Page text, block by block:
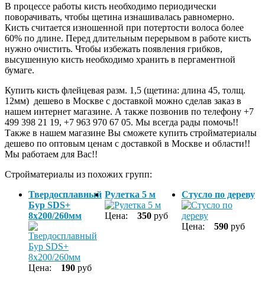
В процессе работы кисть необходимо периодически
поворачивать, чтобы щетина изнашивалась равномерно.
Кисть считается изношенной при потертости волоса более
60% по длине. Перед длительным перерывом в работе кисть
нужно очистить. Чтобы избежать появления грибков,
высушенную кисть необходимо хранить в пергаментной
бумаге.
Купить кисть флейцевая разм. 1,5 (щетина: длина 45, толщ.
12мм) дешево в Москве с доставкой можно сделав заказ в
нашем интернет магазине. А также позвонив по телефону +7
499 398 21 19, +7 963 970 67 05. Мы всегда рады помочь!!
Также в нашем магазине Вы сможете купить стройматериалы
дешево по оптовым ценам с доставкой в Москве и области!!
Мы работаем для Вас!!
Стройматериалы из похожих групп:
Твердосплавный
Бур SDS+
8х200/260мм
Цена: 190 руб
Рулетка 5 м
Цена: 350 руб
Стусло по дереву
Цена: 590руб